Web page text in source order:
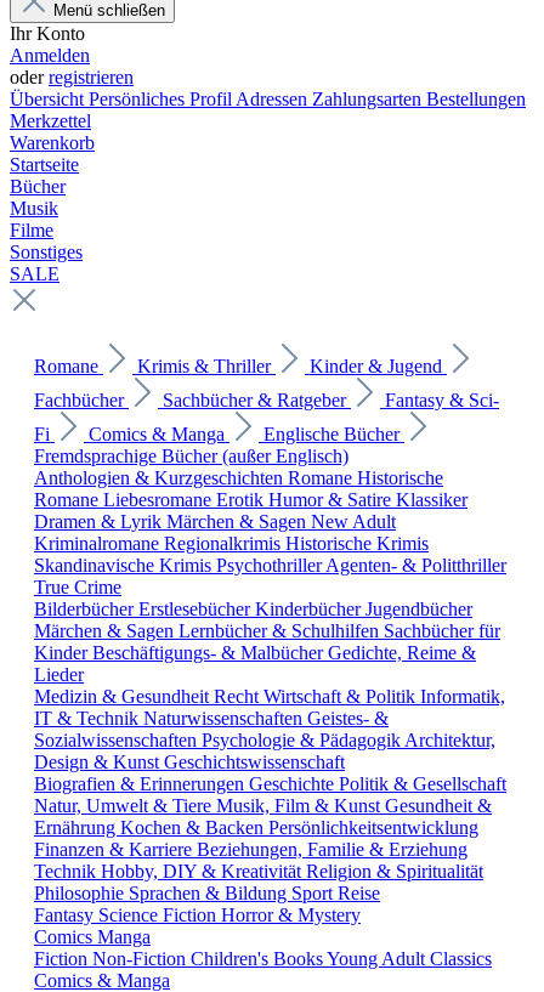
Menü schließen
Ihr Konto
Anmelden
oderregistrieren
Übersicht Persönliches Profil Adressen Zahlungsarten Bestellungen
Merkzettel
Warenkorb
Startseite
Bücher
Musik
Filme
Sonstiges
SALE
Romane Krimis & Thriller
Kinder & Jugend
Fachbücher
Sachbücher & Ratgeber
Fantasy & Sci-
Fi
Comics & Manga
Englische Bücher
Fremdsprachige Bücher (außer Englisch)
Anthologien & Kurzgeschichten Romane Historische
Romane Liebesromane Erotik Humor & Satire Klassiker
Dramen & Lyrik Märchen & Sagen New Adult
Kriminalromane Regionalkrimis Historische Krimis
Skandinavische Krimis PsychothrillerAgenten- & Politthriller
True Crime
BilderbücherErstlesebücherKinderbücherJugendbücher
Märchen & Sagen Lernbücher & Schulhilfen Sachbücher für
KinderBeschäftigungs- & MalbücherGedichte, Reime &
Lieder
Medizin & Gesundheit Recht Wirtschaft & Politik Informatik,
IT & Technik Naturwissenschaften Geistes- &
Sozialwissenschaften Psychologie & Pädagogik Architektur,
Design & Kunst Geschichtswissenschaft
Biografien & Erinnerungen Geschichte Politik & Gesellschaft
Natur, Umwelt & Tiere Musik, Film & Kunst Gesundheit &
Ernährung Kochen & Backen Persönlichkeitsentwicklung
Finanzen & Karriere Beziehungen, Familie & Erziehung
Technik Hobby, DIY & Kreativität Religion & Spiritualität
Philosophie Sprachen & Bildung Sport Reise
Fantasy Science Fiction Horror & Mystery
Comics Manga
Fiction Non-Fiction Children's BooksYoung Adult Classics
Comics & Manga